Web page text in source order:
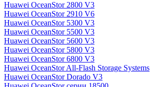
Huawei OceanStor 2800 V3
Huawei OceanStor 2910 V6
Huawei OceanStor 5300 V3
Huawei OceanStor 5500 V3
Huawei OceanStor 5600 V3
Huawei OceanStor 5800 V3
Huawei OceanStor 6800 V3
Huawei OceanStor All-Flash Storage Systems
Huawei OceanStor Dorado V3